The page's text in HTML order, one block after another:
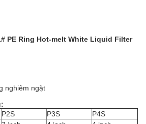
PE Ring Hot-melt White Liquid Filter
nghiêm ngặt
P2S P3S
P4S